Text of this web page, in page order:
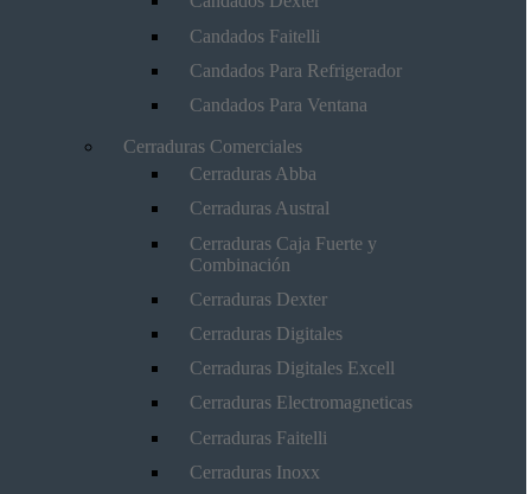
Candados Faitelli
Candados Para Refrigerador
Candados Para Ventana
Cerraduras Comerciales
Cerraduras Abba
Cerraduras Austral
Cerraduras Caja Fuerte y
Combinación
Cerraduras Dexter
Cerraduras Digitales
Cerraduras Digitales Excell
Cerraduras Electromagneticas
Cerraduras Faitelli
Cerraduras Inoxx